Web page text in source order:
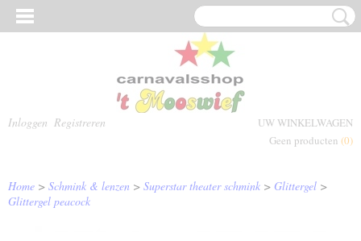
Inloggen Registreren
UW WINKELWAGEN
Geen producten (0)
Home > Schmink & lenzen > Superstar theater schmink > Glittergel >
Glittergel peacock